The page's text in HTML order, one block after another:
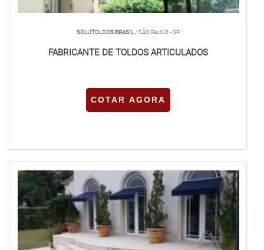
SOLUTOLDOS BRASIL/ SÃO PAULO - SP
FABRICANTE DE TOLDOS ARTICULADOS
COTAR AGORA